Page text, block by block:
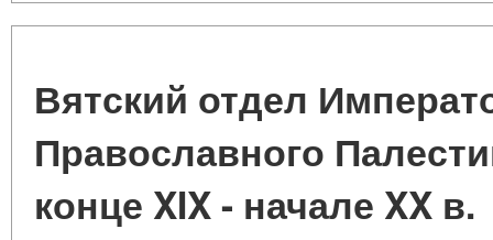
Вятский отдел
Православного
конце XIX - начале XX в.